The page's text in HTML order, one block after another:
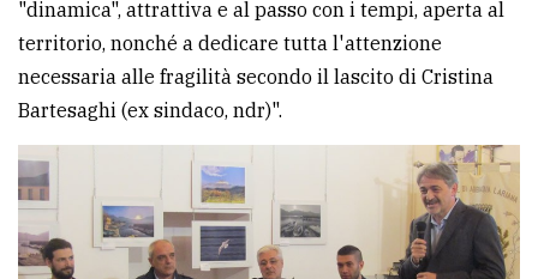
"dinamica", attrattiva e al passo con i tempi, aperta al
territorio, nonché a dedicare tutta l'attenzione
necessaria alle fragilità secondo il lascito di Cristina
Bartesaghi (ex sindaco, ndr)".